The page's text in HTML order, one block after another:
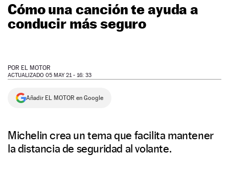
MOTOS
TECNOLOGÍA
SERVICIOS
NEWSLETTER
Cómo una canción te ayuda a
conducir más seguro
POR EL MOTOR
ACTUALIZADO 05 MAY 21 - 16: 33
Añadir EL MOTOR en Google
Michelin crea un tema que facilita mantener
la distancia de seguridad al volante.